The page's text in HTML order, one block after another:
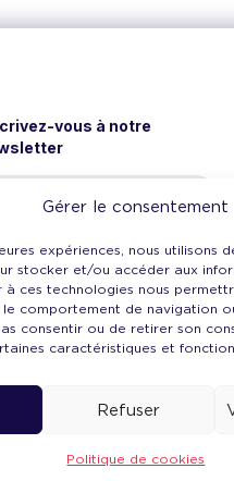
Gérer le consentement
expériences, nous utilisons
stocker et/ou accéder aux
à ces technologies nous
comportement de navigation
consentir ou de retirer son
caractéristiques et
Refuser
Politique de cookies
vous à notre
ici toutes nos